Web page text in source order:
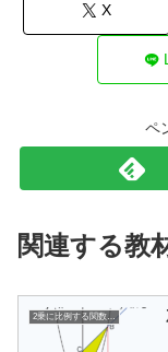
X
ペ
関連する教
2乗に比例する関数の利用